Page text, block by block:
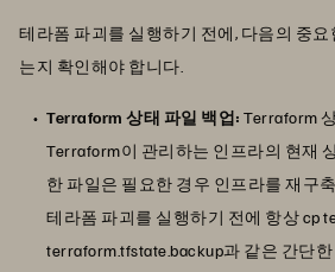
테라폼 파괴를 실행하기 전에, 다음의 중
는지 확인해야 합니다.
Terraform 상태 파일 백업: Terraform
Terraform이 관리하는 인프라의 현재
한 파일은 필요한 경우 인프라를 재구
테라폼 파괴를 실행하기 전에 항상 cp
terraform.tfstate.backup과 같은 간단